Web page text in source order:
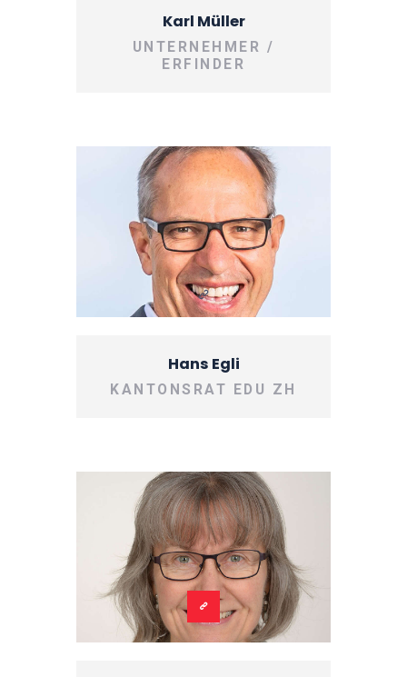
Karl Müller
UNTERNEHMER /
ERFINDER
Hans Egli
KANTONSRAT EDU ZH